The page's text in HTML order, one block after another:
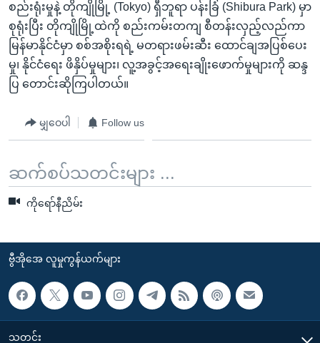
ပင်မ
အ
ညွန်း
စာမျက်နှာ
ကြည့်
ရန်
ရန်
နေရာ
ရန်
ရုပ်ရှင်ထဲက အင်္ဂလိပ်စာ
သုတပဒေသာ အင်္ဂလိပ်စာ
တီဗွီ
ရေဒီယို/တီဗွီအစီအစဉ်
Learning English
ဗွီအိုအေ လူမှုကွန်ယက်များ
စည်းရုံးမှုနဲ့ တိုကျိုမြို့ (Tokyo) ရှီဘူရာ ပန်းခြံ (Shibura Park) မှာ
စုရုံးပြီး တိုကျိုမြို့ထဲကို စည်းကမ်းတကျ စီတန်းလှည့်လည်ကာ
မြန်မာနိုင်ငံမှာ စစ်အစိုးရရဲ့ မတရားဖမ်းဆီး ထောင်ချအပြစ်ပေး
မှု၊ နိုင်ငံရေး ဖိနှိပ်မှုများ၊ လူ့အခွင့်အရေးချိုးဖောက်မှုများကို ဆန္ဒ
ပြ တောင်းဆိုကြပါတယ်။
မျှဝေပါ Follow us
ဆက်စပ်သတင်းများ ...
ကိုရော်နီညိမ်း
ဗွီအိုအေ လူမှုကွန်ယက်များ
သတင်း